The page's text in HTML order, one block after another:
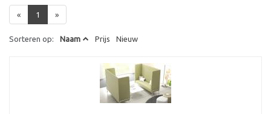
« 1 »
Sorteren op: Naam Prijs Nieuw